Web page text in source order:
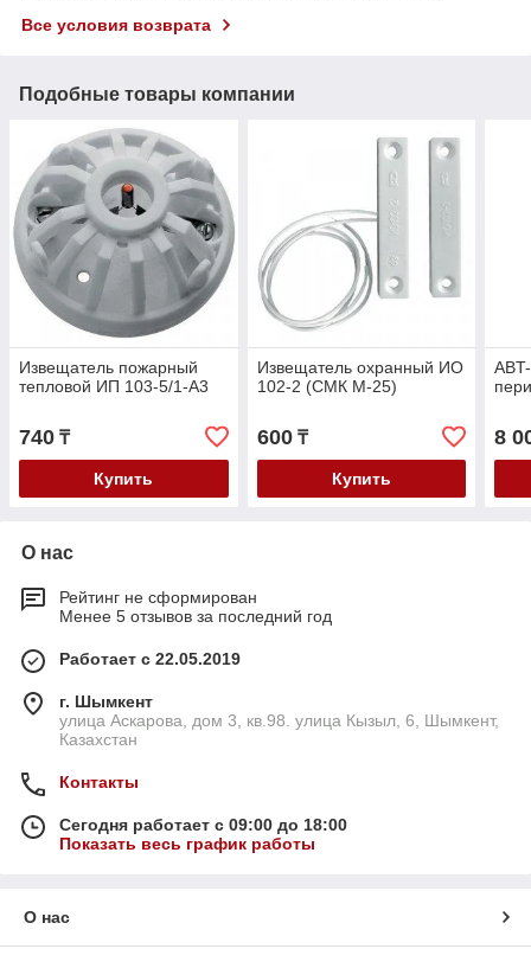
Все условия возврата
Подобные товары компании
Извещатель пожарный
тепловой ИП 103-5/1-А3
740 ₸
Купить
Извещатель охранный ИО
102-2 (СМК М-25)
600₸
Купить
8
О нас
Рейтинг не сформирован
Менее 5 отзывов за последний год
Работает с 22.05.2019
г. Шымкент
улица Аскарова, дом 3, кв.98. улица Кызыл, 6, Шымкент,
Казахстан
Контакты
Сегодня работает с 09:00 до 18:00
Показать весь график работы
О нас